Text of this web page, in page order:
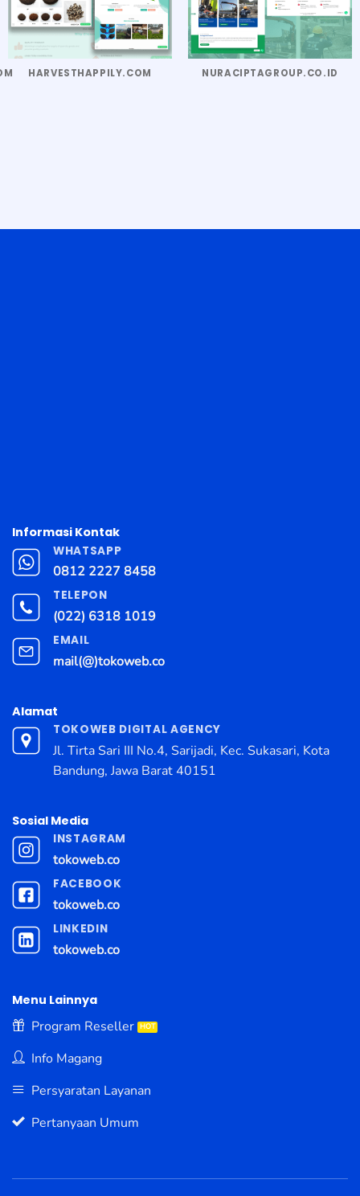
HARVESTHAPPILY.COM NURACIPTAGROUP.CO.ID
Informasi Kontak
WHATSAPP
0812 2227 8458
TELEPON
(022) 6318 1019
EMAIL
mail(@)tokoweb.co
Alamat
TOKOWEB DIGITAL AGENCY
Jl. Tirta Sari III No.4, Sarijadi, Kec. Sukasari, Kota
Bandung, Jawa Barat 40151
Sosial Media
INSTAGRAM
tokoweb.co
FACEBOOK
tokoweb.co
LINKEDIN
tokoweb.co
Menu Lainnya
Program Reseller
Info Magang
Persyaratan Layanan
Pertanyaan Umum